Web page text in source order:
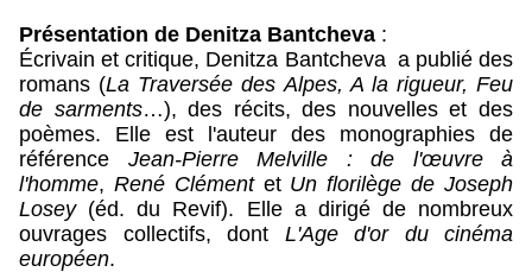
Présentation de Denitza Bantcheva :
Écrivain et critique, Denitza Bantcheva  a publié des
romans (La Traversée des Alpes, A la rigueur, Feu
de sarments…), des‌ récits, des nouvelles et des
poèmes. Elle est l'auteur des monographies de
référence Jean-Pierre Melville : de l'œuvre à
l'homme, René Clément et Un florilège de Joseph
Losey (éd. du Revif). Elle a dirigé de nombreux
ouvrages collectifs, dont L'Age d'or du cinéma
européen.